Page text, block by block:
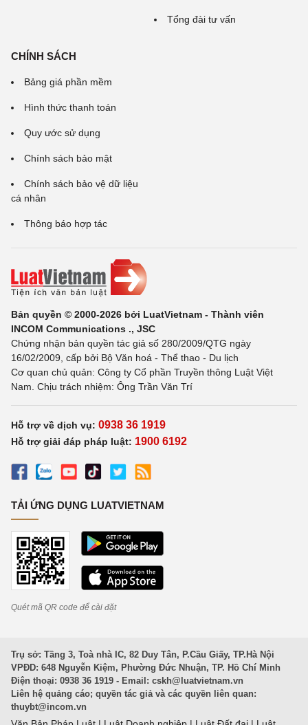
Tổng đài tư vấn
CHÍNH SÁCH
Bảng giá phần mềm
Hình thức thanh toán
Quy ước sử dụng
Chính sách bảo mật
Chính sách bảo vệ dữ liệu
cá nhân
Thông báo hợp tác
Bản quyền © 2000-2026 bởi LuatVietnam - Thành viên
INCOM Communications ., JSC
Chứng nhận bản quyền tác giả số 280/2009/QTG ngày
16/02/2009, cấp bởi Bộ Văn hoá - Thể thao - Du lịch
Cơ quan chủ quản: Công ty Cổ phần Truyền thông Luật Việt
Nam. Chịu trách nhiệm: Ông Trần Văn Trí
Hỗ trợ về dịch vụ: 0938 36 1919
Hỗ trợ giải đáp pháp luật: 1900 6192
TẢI ỨNG DỤNG LUATVIETNAM
Quét mã QR code để cài đặt
Trụ sở: Tầng 3, Toà nhà IC, 82 Duy Tân, P.Cầu Giấy, TP.Hà Nội
VPĐD: 648 Nguyễn Kiệm, Phường Đức Nhuận, TP. Hồ Chí Minh
Điện thoại: 0938 36 1919 - Email: cskh@luatvietnam.vn
Liên hệ quảng cáo; quyền tác giả và các quyền liên quan:
thuybt@incom.vn